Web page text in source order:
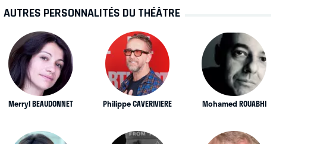
AUTRES PERSONNALITÉS DU THÉÂTRE
Merryl BEAUDONNET Philippe CAVERIVIERE Mohamed ROUABHI